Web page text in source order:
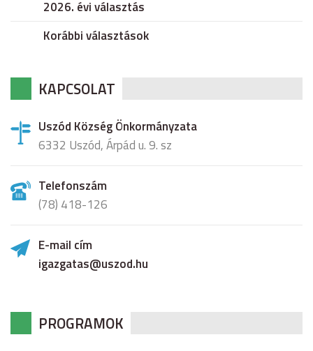
2026. évi választás
Korábbi választások
KAPCSOLAT
Uszód Község Önkormányzata
6332 Uszód, Árpád u. 9. sz
Telefonszám
(78) 418-126
E-mail cím
igazgatas@uszod.hu
PROGRAMOK